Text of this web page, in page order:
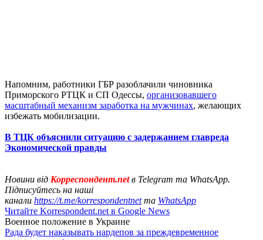
Напомним, работники ГБР разоблачили чиновника
Приморского РТЦК и СП Одессы, организовавшего
масштабный механизм заработка на мужчинах, желающих
избежать мобилизации.
В ТЦК объяснили ситуацию с задержанием главреда
Экономической правды
Новини від Корреспондент.netв Telegram та WhatsApp.
Підписуйтесь на наші
канали https://t.me/korrespondentnetта WhatsApp
Читайте Korrespondent.net в Google News
Военное положение в Украине
Рада будет наказывать нардепов за преждевременное